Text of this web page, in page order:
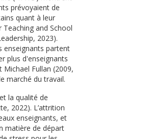
prévoyaient de
quant à leur
and School
2023).
enseignants partent
plus d'enseignants
Fullan (2009,
marché du travail.
la qualité de
2022). L’attrition
enseignants, et
matière de départ